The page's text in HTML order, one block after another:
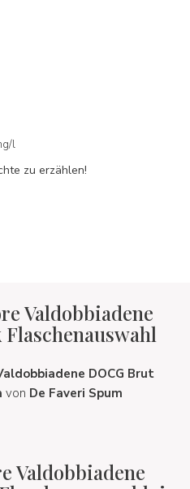
l
zu erzählen!
Valdobbiadene
DOCG Brut
von De Faveri Spum
Valdobbiadene